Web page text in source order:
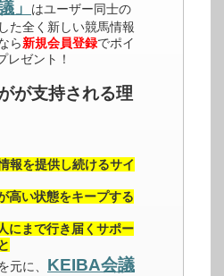
」
はユーザー同士の
た全く新しい競馬情報
ら新規会員登録でポイ
レゼント！
が支持される理
報を提供し続けるサイ
高い状態をキープする
にまで行き届くサポー
元に、 KEIBA会議